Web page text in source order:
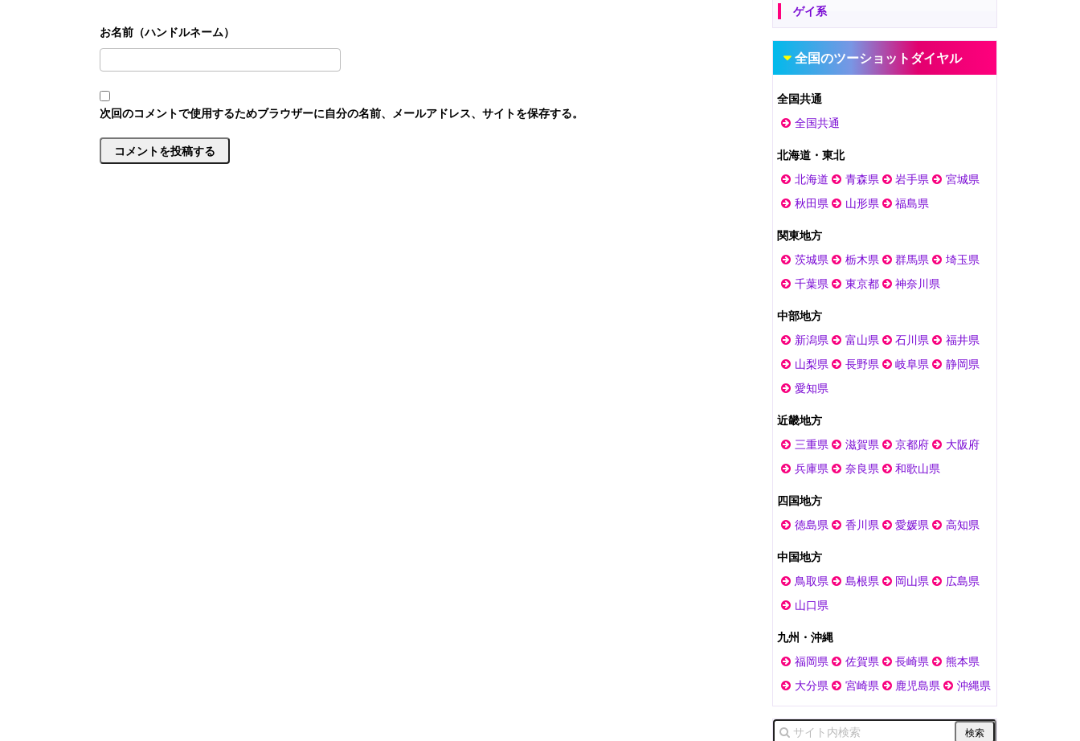
次回のコメントで使用するためブラウザーに自分の名前、メールアドレス、サイトを保存する。
ゲイ系
全国のツーショットダイヤル
全国共通
全国共通
北海道・東北
北海道
青森県 岩手県
宮城県
秋田県
山形県 福島県
関東地方
茨城県
栃木県 群馬県
埼玉県
千葉県
東京都 神奈川県
中部地方
新潟県
富山県 石川県
福井県
山梨県
長野県 岐阜県
静岡県
愛知県
近畿地方
三重県
滋賀県 京都府
大阪府
兵庫県
奈良県 和歌山県
四国地方
徳島県
香川県 愛媛県 高知県
中国地方
鳥取県
島根県 岡山県
広島県
山口県
九州・沖縄
福岡県
佐賀県 長崎県
熊本県
大分県
宮崎県 鹿児島県 沖縄県